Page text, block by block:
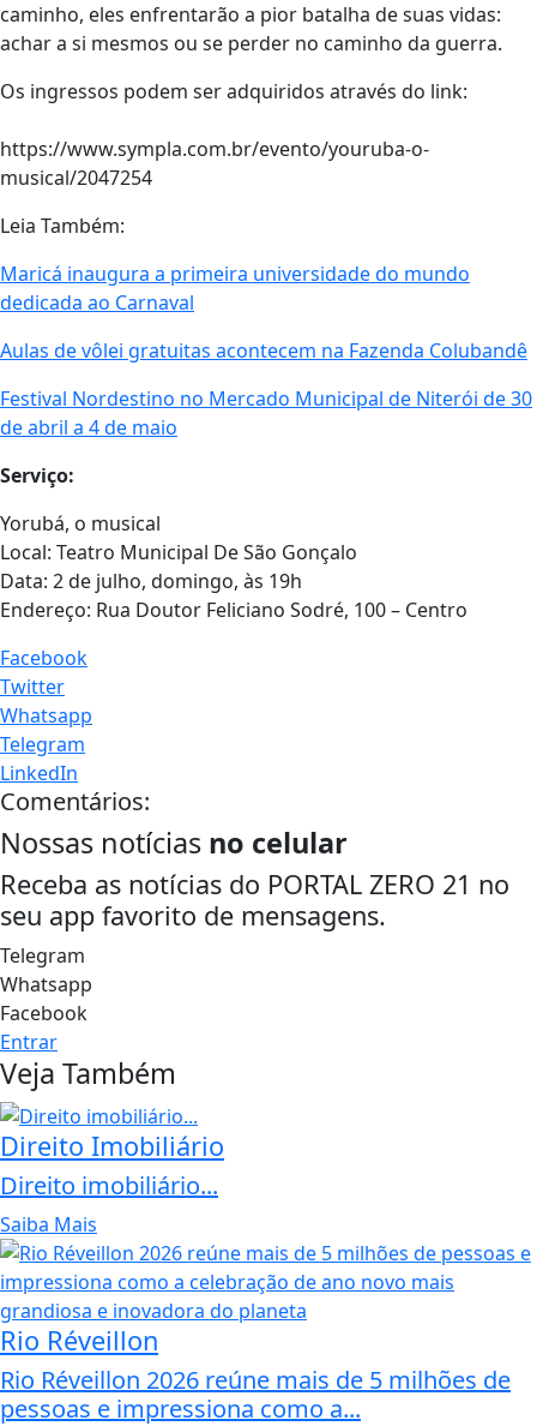
caminho, eles enfrentarão a pior batalha de suas vidas:
achar a si mesmos ou se perder no caminho da guerra.
Os ingressos podem ser adquiridos através do link:
https://www.sympla.com.br/evento/youruba-o-
musical/2047254
Leia Também:
Maricá inaugura a primeira universidade do mundo
dedicada ao Carnaval
Aulas de vôlei gratuitas acontecem na Fazenda Colubandê
Festival Nordestino no Mercado Municipal de Niterói de 30
de abril a 4 de maio
Serviço:
Yorubá, o musical
Local: Teatro Municipal De São Gonçalo
Data: 2 de julho, domingo, às 19h
Endereço: Rua Doutor Feliciano Sodré, 100 – Centro
Facebook
Twitter
Whatsapp
Telegram
LinkedIn
Comentários:
Nossas notícias no celular
Receba as notícias do PORTAL ZERO 21 no
seu app favorito de mensagens.
Telegram
Whatsapp
Facebook
Entrar
Veja Também
Direito Imobiliário
Direito imobiliário...
Saiba Mais
Rio Réveillon
Rio Réveillon 2026 reúne mais de 5 milhões de
pessoas e impressiona como a...